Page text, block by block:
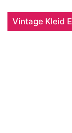
Vintage Kleid